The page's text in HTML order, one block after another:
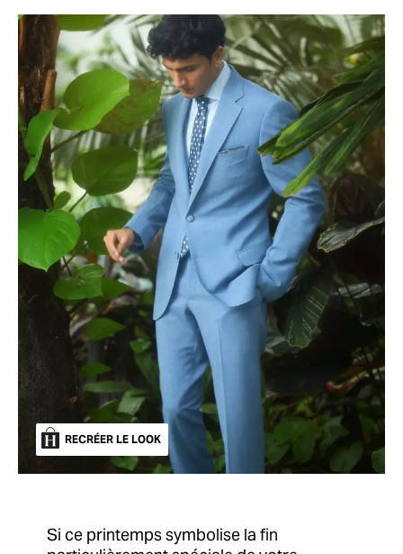
RECRÉER LE LOOK
Si ce printemps symbolise la fin